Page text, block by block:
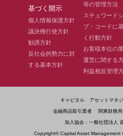
基づく開示
個人情報保護方針
議決権行使方針
勧誘方針
反社会的勢力に対
する基本方針
等の管理方法
スチュワード
プ・コードに
く行動方針
お客様本位の
運営に関する
利益相反管理
キャピタル アセットマネ
金融商品取引業者 関東財務局
加入協会：一般社団法人
Copyright© Capital Asset Management